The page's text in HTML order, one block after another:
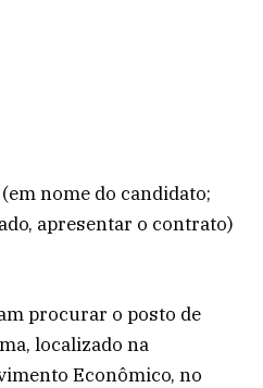
nome do candidato;
apresentar o contrato)
procurar o posto de
localizado na
Econômico, no